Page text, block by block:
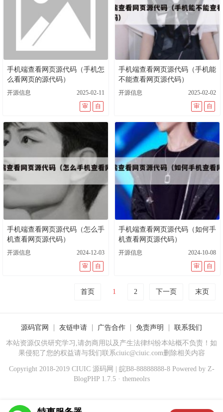
手机端查看网页源代码（手机怎
么看网页的源代码）
开源信息
2025-02-11
自
审
手机端查看网页源代码（手机能
不能查看网页源代码）
开源信息
2025-02-02
自
审
手机端查看网页源代码（怎么手
机查看网页源代码）
开源信息
2024-12-03
自
审
手机端查看网页源代码（如何手
机查看网页源代码）
开源信息
2024-10-08
自
审
首页 1 2 下一页 末页
源码官网 友链申请 广告合作 免责声明 联系我们
本站资源仅供研究学习,请勿商用以及产生法律纠纷本站概不负责！如
果侵犯了您的权益请与我们联系ciuic@ciuic.com删除相关内容
Copyright 2018-2019 CIUIC 源码网 | 皖B8-88888888-8 Powered by Z-
BlogPHP 1.7.5· themeolrs